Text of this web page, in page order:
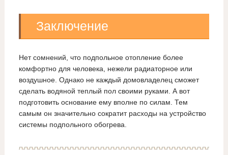
Заключение
Нет сомнений, что подпольное отопление более
комфортно для человека, нежели радиаторное или
воздушное. Однако не каждый домовладелец сможет
сделать водяной теплый пол своими руками. А вот
подготовить основание ему вполне по силам. Тем
самым он значительно сократит расходы на устройство
системы подпольного обогрева.